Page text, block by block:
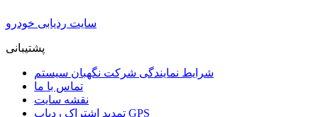
سایت ردیابی خودرو
پشتیبانی
شرایط نمایندگی شرکت نگهبان سیستم
تماس با ما
نقشه سایت
تمدید اشتراک ردیاب GPS